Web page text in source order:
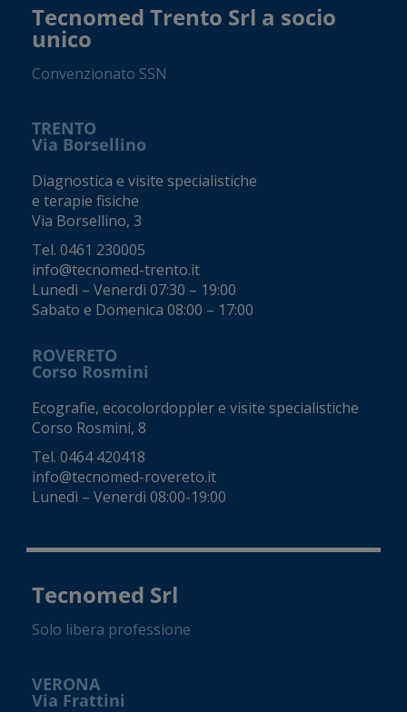
Tecnomed Trento Srl a socio
unico
Convenzionato SSN
TRENTO
Via Borsellino
Diagnostica e visite specialistiche
e terapie fisiche
Via Borsellino, 3
Tel. 0461 230005
info@tecnomed-trento.it
Lunedì – Venerdì 07:30 – 19:00
Sabato e Domenica 08:00 – 17:00
ROVERETO
Corso Rosmini
Ecografie, ecocolordoppler e visite specialistiche
Corso Rosmini, 8
Tel. 0464 420418
info@tecnomed-rovereto.it
Lunedì – Venerdì 08:00-19:00
Tecnomed Srl
Solo libera professione
VERONA
Via Frattini